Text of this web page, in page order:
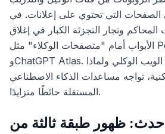
التي تحتوي على إعلانات. في
وتجار التجزئة الكبار في إغلاق
الأبواب أمام "متصفحات الوكلاء" مثل Perplexity Comet
وChatGPT Atlas. دعونا نفهم ما يحدث مع الويب الوكلي ولماذا
تواجه مساعدات الذكاء الاصطناعي
المستقلة حائطًا متزايدًا.
حدث: ظهور طبقة ثالثة من